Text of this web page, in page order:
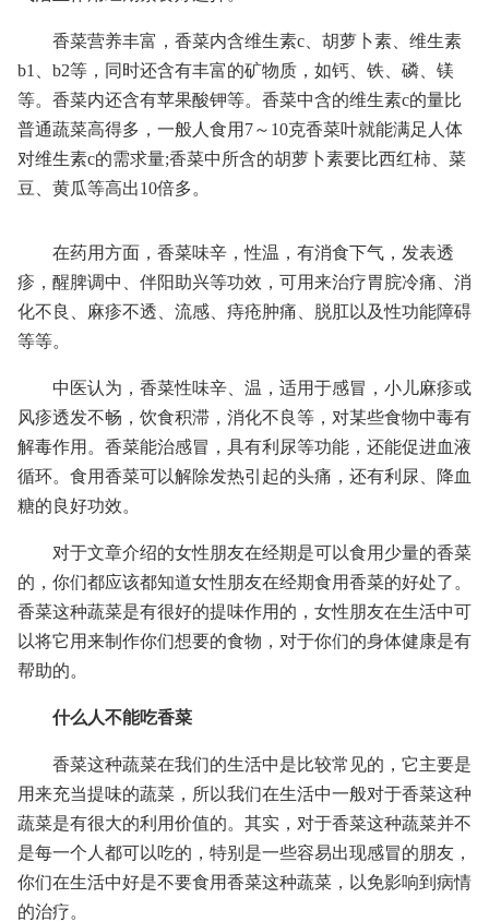
香菜营养丰富，香菜内含维生素c、胡萝卜素、维生素
b1、b2等，同时还含有丰富的矿物质，如钙、铁、磷、镁
等。香菜内还含有苹果酸钾等。香菜中含的维生素c的量比
普通蔬菜高得多，一般人食用7～10克香菜叶就能满足人体
对维生素c的需求量;香菜中所含的胡萝卜素要比西红柿、菜
豆、黄瓜等高出10倍多。
在药用方面，香菜味辛，性温，有消食下气，发表透
疹，醒脾调中、伴阳助兴等功效，可用来治疗胃脘冷痛、消
化不良、麻疹不透、流感、痔疮肿痛、脱肛以及性功能障碍
等等。
中医认为，香菜性味辛、温，适用于感冒，小儿麻疹或
风疹透发不畅，饮食积滞，消化不良等，对某些食物中毒有
解毒作用。香菜能治感冒，具有利尿等功能，还能促进血液
循环。食用香菜可以解除发热引起的头痛，还有利尿、降血
糖的良好功效。
对于文章介绍的女性朋友在经期是可以食用少量的香菜
的，你们都应该都知道女性朋友在经期食用香菜的好处了。
香菜这种蔬菜是有很好的提味作用的，女性朋友在生活中可
以将它用来制作你们想要的食物，对于你们的身体健康是有
帮助的。
什么人不能吃香菜
香菜这种蔬菜在我们的生活中是比较常见的，它主要是
用来充当提味的蔬菜，所以我们在生活中一般对于香菜这种
蔬菜是有很大的利用价值的。其实，对于香菜这种蔬菜并不
是每一个人都可以吃的，特别是一些容易出现感冒的朋友，
你们在生活中好是不要食用香菜这种蔬菜，以免影响到病情
的治疗。